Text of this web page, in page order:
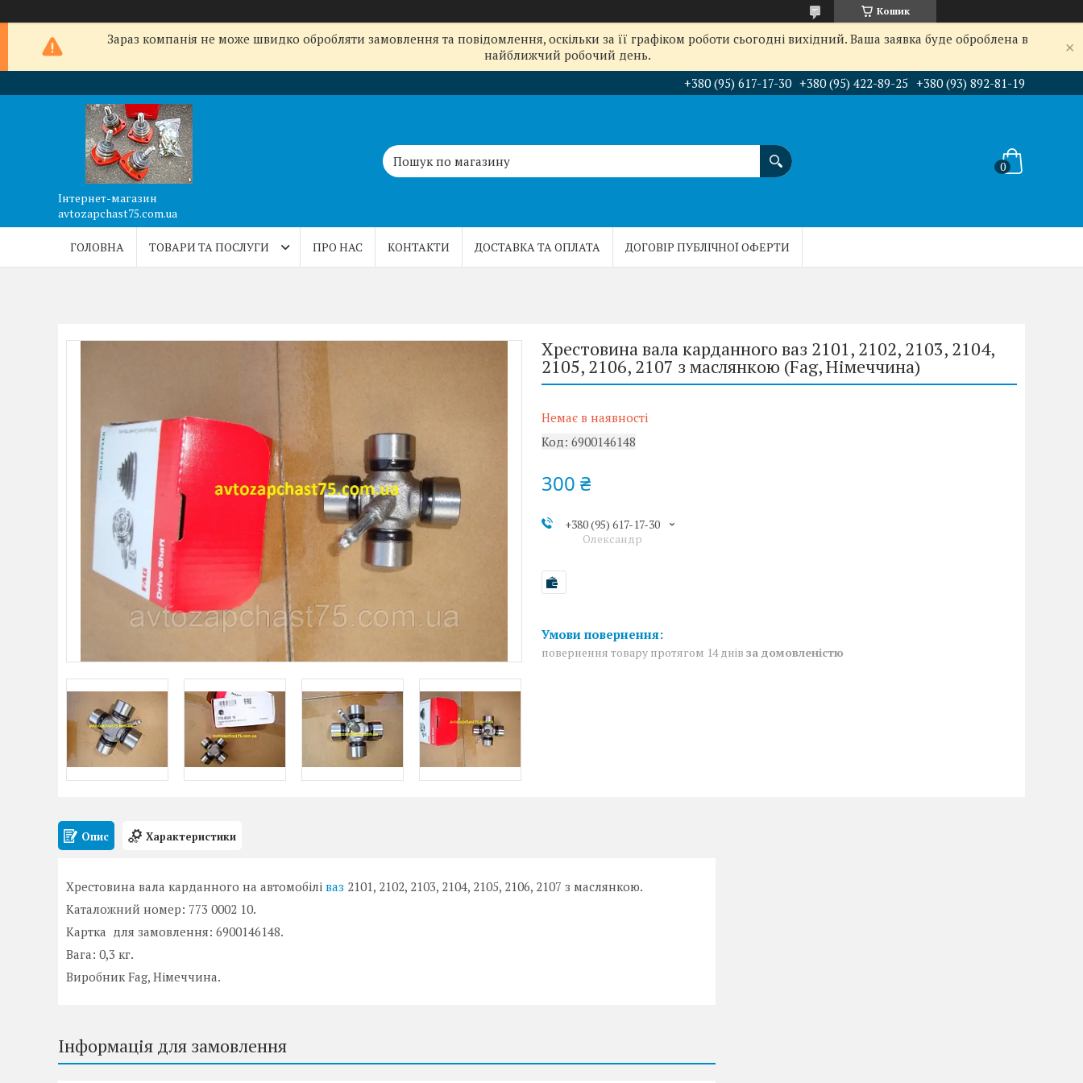
Кошик
Зараз компанія не може швидко обробляти замовлення та повідомлення, оскільки за її графіком роботи сьогодні вихідний. Ваша заявка буде оброблена в
найближчий робочий день.
+380 (95) 617-17-30 +380 (95) 422-89-25 +380 (93) 892-81-19
Інтернет-магазин
avtozapchast75.com.ua
ГОЛОВНА ТОВАРИ ТА ПОСЛУГИ ПРО НАС КОНТАКТИ ДОСТАВКА ТА ОПЛАТА ДОГОВІР ПУБЛІЧНОЇ ОФЕРТИ
Хрестовина вала карданного ваз 2101, 2102, 2103, 2104,
2105, 2106, 2107 з маслянкою (Fag, Німеччина)
Немає в наявності
Код: 6900146148
300 ₴
+380 (95) 617-17-30
Олександр
повернення товару протягом 14 днів за домовленістю
Опис Характеристики
Хрестовина вала карданного на автомобілі ваз 2101, 2102, 2103, 2104, 2105, 2106, 2107 з маслянкою.
Каталожний номер: 773 0002 10.
Картка для замовлення: 6900146148.
Вага: 0,3 кг.
Виробник Fag, Німеччина.
Інформація для замовлення